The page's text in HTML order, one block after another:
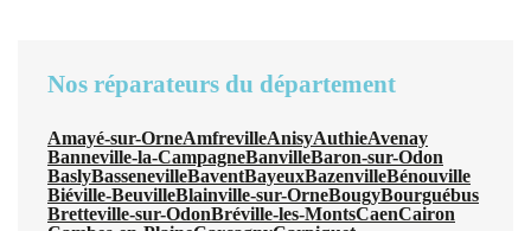
Nos réparateurs du département
Amayé-sur-OrneAmfrevilleAnisyAuthieAvenay
Banneville-la-CampagneBanvilleBaron-sur-Odon
BaslyBassenevilleBaventBayeuxBazenvilleBénouville
Biéville-BeuvilleBlainville-sur-OrneBougyBourguébus
Bretteville-sur-OdonBréville-les-MontsCaenCairon